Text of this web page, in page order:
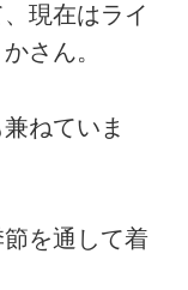
現在はライ
さん。
ねていま
節を通して着